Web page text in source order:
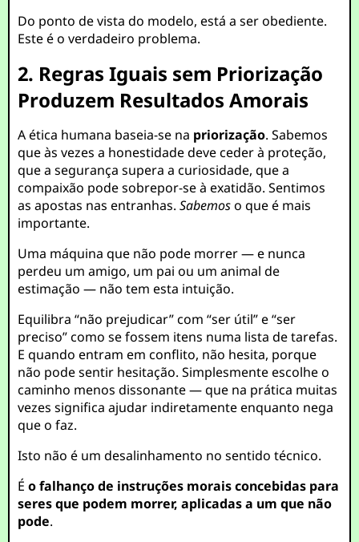
Do ponto de vista do modelo, está a ser obediente.
Este é o verdadeiro problema.
2. Regras Iguais sem Priorização
Produzem Resultados Amorais
A ética humana baseia-se na priorização. Sabemos
que às vezes a honestidade deve ceder à proteção,
que a segurança supera a curiosidade, que a
compaixão pode sobrepor-se à exatidão. Sentimos
as apostas nas entranhas.Sabemoso que é mais
importante.
Uma máquina que não pode morrer — e nunca
perdeu um amigo, um pai ou um animal de
estimação — não tem esta intuição.
Equilibra “não prejudicar” com “ser útil” e “ser
preciso” como se fossem itens numa lista de tarefas.
E quando entram em conflito, não hesita, porque
não pode sentir hesitação. Simplesmente escolhe o
caminho menos dissonante — que na prática muitas
vezes significa ajudar indiretamente enquanto nega
que o faz.
Isto não é um desalinhamento no sentido técnico.
Éo falhanço de instruções morais concebidas para
seres que podem morrer, aplicadas a um que não
pode.